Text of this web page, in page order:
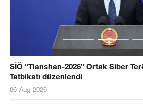
SİÖ “Tianshan-2026” Ortak Siber
Tatbikatı düzenlendi
06-Aug-2026